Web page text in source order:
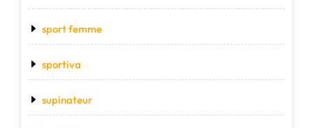
sport femme
sportiva
supinateur